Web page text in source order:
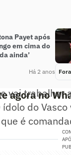
Payet após
em cima do
ainda’
Há 2 anos
agora no
vai
do
é